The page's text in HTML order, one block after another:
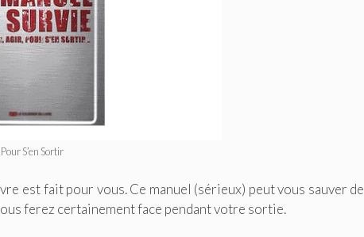
S’en Sortir
est fait pour vous. Ce manuel (sérieux) peut vous sauver de
ferez certainement face pendant votre sortie.